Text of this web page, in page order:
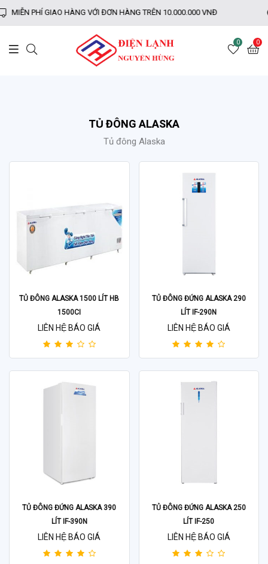
PHÍ GIAO HÀNG VỚI ĐƠN HÀNG TRÊN 10.000.000 VNĐ
0 0
TỦ ĐÔNG ALASKA
Tủ đông Alaska
TỦ ĐÔNG ALASKA 1500 LÍT HB
1500CI
LIÊN HỆ BÁO GIÁ
TỦ ĐÔNG ĐỨNG ALASKA 290
LÍT IF-290N
LIÊN HỆ BÁO GIÁ
TỦ ĐÔNG ĐỨNG ALASKA 390
LÍT IF-390N
LIÊN HỆ BÁO GIÁ
TỦ ĐÔNG ĐỨNG ALASKA 250
LÍT IF-250
LIÊN HỆ BÁO GIÁ